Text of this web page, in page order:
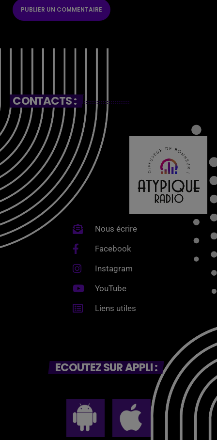
CONTACTS :
Nous écrire
Facebook
Instagram
YouTube
Liens utiles
ECOUTEZ SUR APPLI :